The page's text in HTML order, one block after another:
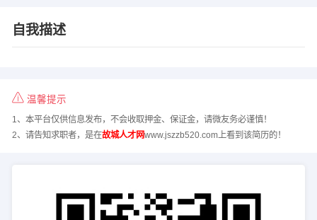
自我描述
温馨提示
1、本平台仅供信息发布，不会收取押金、保证金，请微友务必谨慎！
2、请告知求职者，是在故城人才网www.jszzb520.com上看到该简历的！